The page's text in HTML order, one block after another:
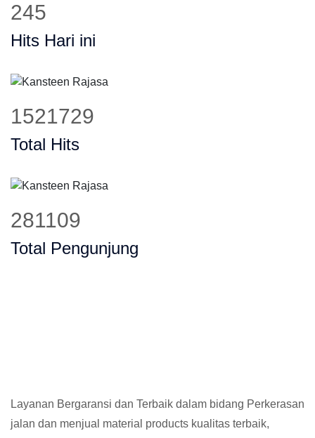
309
Hits Hari ini
1919720
Total Hits
354630
Total Pengunjung
Layanan Bergaransi dan Terbaik dalam bidang Perkerasan
jalan dan menjual material products kualitas terbaik,